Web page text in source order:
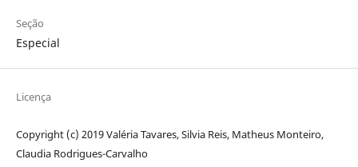
Seção
Especial
Licença
Copyright (c) 2019 Valéria Tavares, Silvia Reis, Matheus Monteiro,
Claudia Rodrigues-Carvalho